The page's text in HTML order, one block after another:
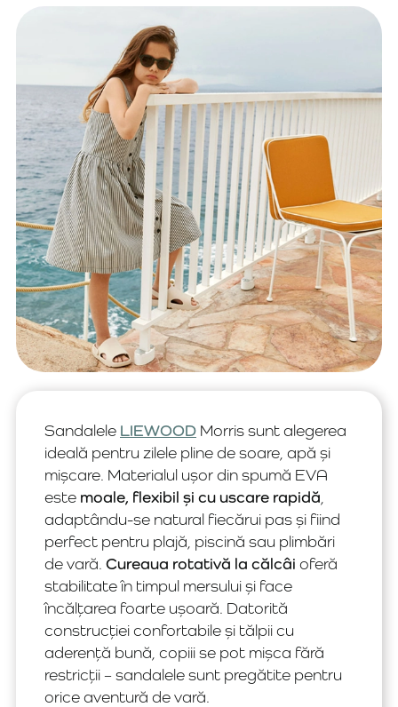
Sandalele LIEWOOD Morris sunt alegerea
ideală pentru zilele pline de soare, apă și
mișcare. Materialul ușor din spumă EVA
este moale, flexibil și cu uscare rapidă
adaptându-se natural fiecărui pas și fiind
perfect pentru plajă, piscină sau plimbări
de vară. Cureaua rotativă la călcâi oferă
stabilitate în timpul mersului și face
încălțarea foarte ușoară. Datorită
construcției confortabile și tălpii cu
aderență bună, copiii se pot mișca fără
restricții – sandalele sunt pregătite pentru
orice aventură de vară.